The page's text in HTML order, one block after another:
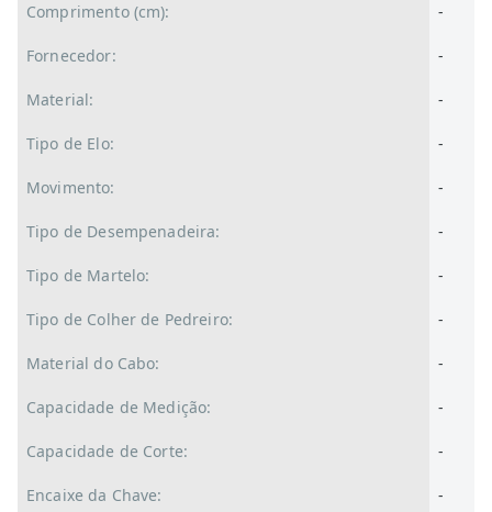
Comprimento (cm): -
Fornecedor: -
Material: -
Tipo de Elo: -
Movimento: -
Tipo de Desempenadeira: -
Tipo de Martelo: -
Tipo de Colher de Pedreiro: -
Material do Cabo: -
Capacidade de Medição: -
Capacidade de Corte: -
Encaixe da Chave: -